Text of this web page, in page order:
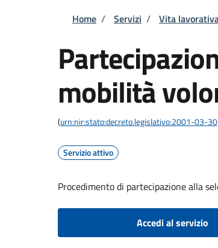
Briciole di
Home / Servizi / Vita
mobilità
(urn:nir:stato:decreto.legislativo:2001-03-
Servizio attivo
Procedimento di partecipazione alla
Accedi al servizio